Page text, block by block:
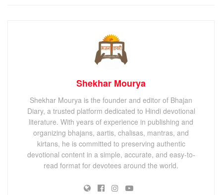
Shekhar Mourya
Shekhar Mourya is the founder and editor of Bhajan
Diary, a trusted platform dedicated to Hindi devotional
literature. With years of experience in publishing and
organizing bhajans, aartis, chalisas, mantras, and
kirtans, he is committed to preserving authentic
devotional content in a simple, accurate, and easy-to-
read format for devotees around the world.